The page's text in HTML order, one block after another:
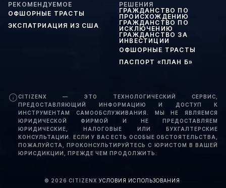
РЕКОМЕНДУЕМОЕ
ОФШОРНЫЕ ТРАСТЫ
ЭКСПАТРИАЦИЯ ИЗ США
РЕШЕНИЯ
ГРАЖДАНСТВО ПО
ПРОИСХОЖДЕНИЮ
ГРАЖДАНСТВО ПО
ИСКЛЮЧЕНИЮ
ГРАЖДАНСТВО ЗА
ИНВЕСТИЦИИ
ОФШОРНЫЕ ТРАСТЫ
ПАСПОРТ «ПЛАН Б»
CITIZENX — ЭТО ТЕХНОЛОГИЧЕСКИЙ СЕРВИС,
ПРЕДОСТАВЛЯЮЩИЙ ИНФОРМАЦИЮ И ДОСТУП К
ИНСТРУМЕНТАМ САМООБСЛУЖИВАНИЯ. МЫ НЕ ЯВЛЯЕМСЯ
ЮРИДИЧЕСКОЙ ФИРМОЙ И НЕ ПРЕДОСТАВЛЯЕМ
ЮРИДИЧЕСКИЕ, НАЛОГОВЫЕ ИЛИ БУХГАЛТЕРСКИЕ
КОНСУЛЬТАЦИИ. ЕСЛИ У ВАС ЕСТЬ ОСОБЫЕ ОБСТОЯТЕЛЬСТВА,
ПОЖАЛУЙСТА, ПРОКОНСУЛЬТИРУЙТЕСЬ С ЮРИСТОМ В ВАШЕЙ
ЮРИСДИКЦИИ, ПРЕЖДЕ ЧЕМ ПРОДОЛЖИТЬ.
© 2026 CITIZENX ·УСЛОВИЯ ИСПОЛЬЗОВАНИЯ ·